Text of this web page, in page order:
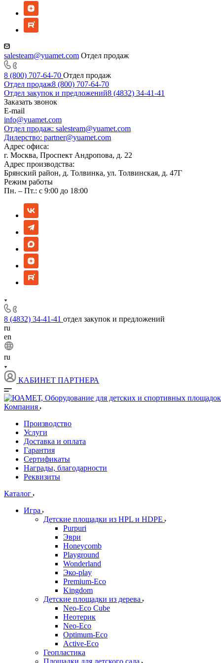
salesteam@yuamet.com Отдел продаж
8 (800) 707-64-70 Отдел продаж
Отдел продаж8 (800) 707-64-70
Отдел закупок и предложений8 (4832) 34-41-41
Заказать звонок
E-mail
info@yuamet.com
Отдел продаж: salesteam@yuamet.com
Дилерство: partner@yuamet.com
Адрес офиса:
г. Москва, Проспект Андропова, д. 22
Адрес производства:
Брянский район, д. Толвинка, ул. Толвинская, д. 47Г
Режим работы
Пн. – Пт.: с 9:00 до 18:00
8 (4832) 34-41-41 отдел закупок и предложений
ru
en
ru
КАБИНЕТ ПАРТНЕРА
Компания
Производство
Услуги
Доставка и оплата
Гарантия
Сертификаты
Награды, благодарности
Реквизиты
Каталог
Игра
Детские площадки из HPL и HDPE
Purpuri
Эври
Honeycomb
Playground
Wonderland
Эко-play
Premium-Eco
Kingdom
Детские площадки из дерева
Neo-Eco Cube
Неотерик
Neo-Eco
Оptimum-Еco
Active-Eco
Геопластика
Площадки для детского сада